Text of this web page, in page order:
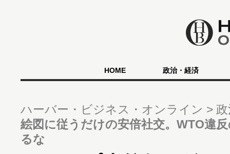
HOME 政治・経済
ハーバー・ビジネス・オンライン
絵図に従うだけの安倍社交。WTO違
るな